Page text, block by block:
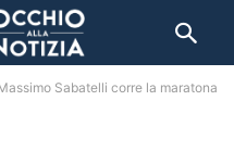
Sabatelli corre la maratona